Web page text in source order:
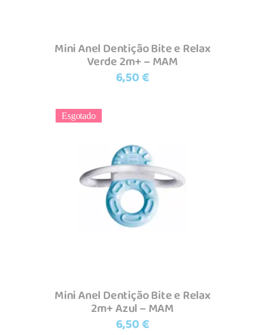
Mini Anel Dentição Bite e Relax
Verde 2m+ – MAM
6,50€
Esgotado
Ler mais
Mini Anel Dentição Bite e Relax
2m+ Azul – MAM
6,50€